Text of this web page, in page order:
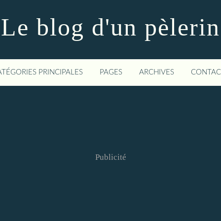
Le blog d'un pèlerin
PRINCIPALES PAGES ARCHIVES
Publicité